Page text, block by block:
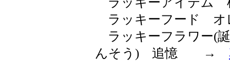
ラッキーフード オ
ラッキーフラワー(
んそう) 追憶 →